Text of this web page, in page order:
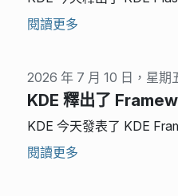
閱讀更多
2026 年 7 月 10 日，星期
KDE 釋出了
KDE 今天發表了 KDE
閱讀更多